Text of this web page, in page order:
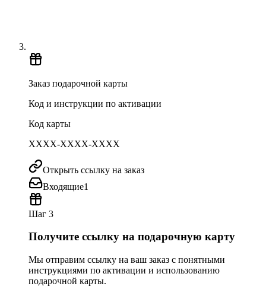
Заказ подарочной карты
Код и инструкции по активации
Код карты
XXXX-XXXX-XXXX
Открыть ссылку на заказ
Входящие1
Шаг 3
Получите ссылку на подарочную карту
Мы отправим ссылку на ваш заказ с понятными
инструкциями по активации и использованию
подарочной карты.